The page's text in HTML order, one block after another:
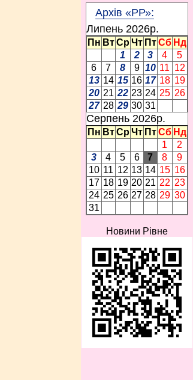
Архів «РР»:
Липень 2026p.
Пн Вт Ср Чт Пт Сб Нд
1
2 3 4
5
6
7 8 9 10 11 12
13 14 15 16 17 18 19
20 21 22 23 24 25 26
27 28 29 30 31
Серпень 2026p.
Пн Вт Ср Чт Пт Сб Нд
1
2
3
4 5 6 7 8
9
10 11 12 13 14 15 16
17 18 19 20 21 22 23
24 25 26 27 28 29 30
31
Новини Рівне